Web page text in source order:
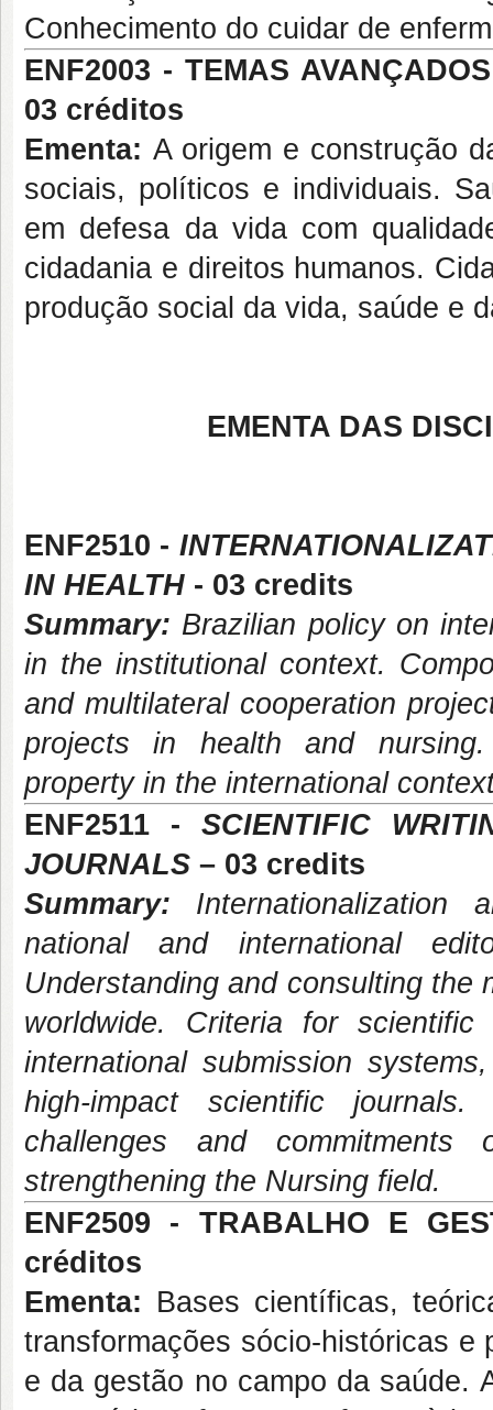
Conhecimento do cuidar de
ENF2003 - TEMAS
03 créditos
Ementa: A origem e construção
sociais, políticos e individuais.
em defesa da vida com
cidadania e direitos humanos.
produção social da vida, saúde e
EMENTA DAS
ENF2510 -
IN HEALTH - 03 credits
Summary: Brazilian policy on
in the institutional context.
and multilateral cooperation
projects in health and nursing.
property in the international
ENF2511 - SCIENTIFIC
JOURNALS – 03 credits
Summary:
Internationalization
national and international
Understanding and consulting the
worldwide. Criteria for
international submission
high-impact scientific
challenges and
strengthening the Nursing field.
ENF2509 - TRABALHO E
créditos
Ementa: Bases científicas,
transformações sócio-históricas
e da gestão no campo da saúde.